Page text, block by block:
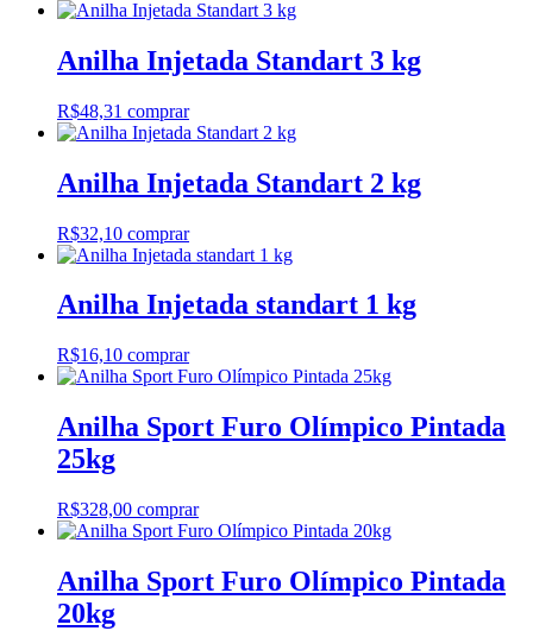
Anilha Injetada Standart 3 kg
R$48,31 comprar
Anilha Injetada Standart 2 kg
R$32,10 comprar
Anilha Injetada standart 1 kg
R$16,10 comprar
Anilha Sport Furo Olímpico Pintada
25kg
R$328,00 comprar
Anilha Sport Furo Olímpico Pintada
20kg